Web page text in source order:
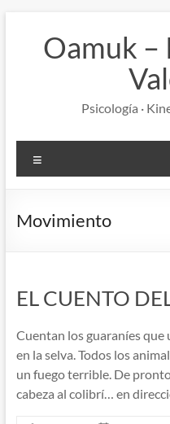
contenidoOamuk –
Psicología ·
Movimiento
EL CUENTO
Cuentan los guaraníes
en la selva. Todos los
un fuego terrible. De
cabeza al colibrí… en